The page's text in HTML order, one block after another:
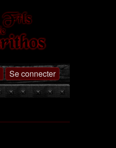
Se connecter